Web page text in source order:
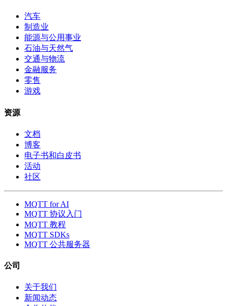
汽车
制造业
能源与公用事业
石油与天然气
交通与物流
金融服务
零售
游戏
资源
文档
博客
电子书和白皮书
活动
社区
MQTT for AI
MQTT 协议入门
MQTT 教程
MQTT SDKs
MQTT 公共服务器
公司
关于我们
新闻动态